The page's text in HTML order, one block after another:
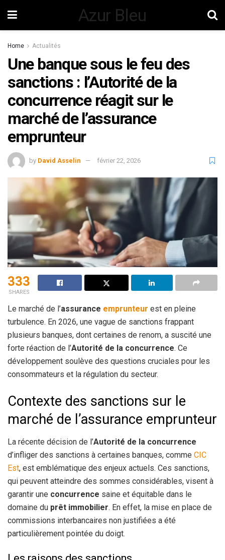
Azur Bleu
Home Actualités
Une banque sous le feu des
sanctions : l’Autorité de la
concurrence réagit sur le
marché de l’assurance
emprunteur
by David Asselin février 22, 2026
333
SHARES
Le marché de l’assurance emprunteur est en pleine
turbulence. En 2026, une vague de sanctions frappant
plusieurs banques, dont certaines de renom, a suscité une
forte réaction de l’Autorité de la concurrence. Ce
développement soulève des questions cruciales pour les
consommateurs et la régulation du secteur.
Contexte des sanctions sur le
marché de l’assurance emprunteur
La récente décision de l’Autorité de la concurrence
d’infliger des sanctions à certaines banques, comme CIC
Est, est emblématique des enjeux actuels. Ces sanctions,
qui peuvent atteindre des sommes considérables, visent à
garantir une concurrence saine et équitable dans le
domaine du prêt immobilier. En effet, la mise en place de
commissions interbancaires non justifiées a été
particulièrement pointée du doigt.